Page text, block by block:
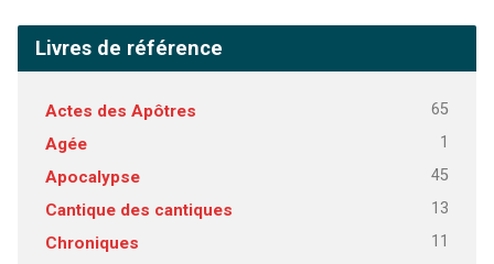
Livres de référence
Actes des Apôtres 65
Agée 1
Apocalypse 45
Cantique des cantiques 13
Chroniques 11